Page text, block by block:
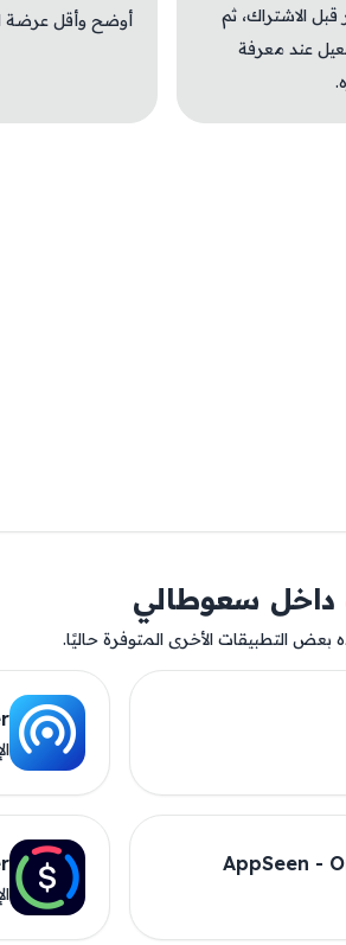
قبل الاشتراك، ثم
عند معرفة
أوضح وأقل عرضة
داخل سعوطالي
بعض التطبيقات الأخرى المتوفرة حاليًا.
AppSeen -